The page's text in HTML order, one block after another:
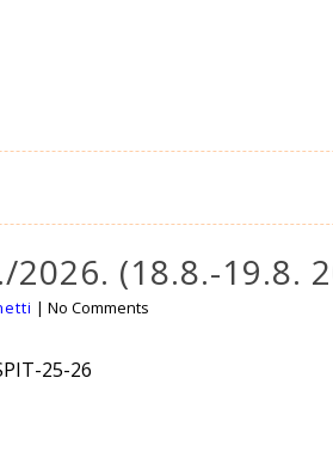
(18.8.-19.8.
|No Comments
25-26